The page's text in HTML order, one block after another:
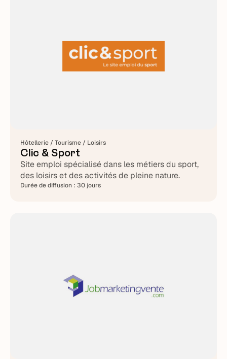
Hôtellerie / Tourisme / Loisirs
Clic & Sport
Site emploi spécialisé dans les métiers du sport,
des loisirs et des activités de pleine nature.
Durée de diffusion :30 jours